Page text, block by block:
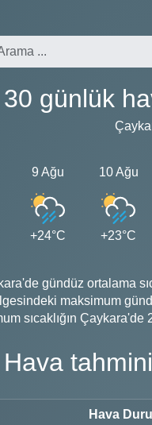
30 günlük
9 Ağu
+24°C
10 Ağu
+23°C
gündüz ortalama
maksimum
sıcaklığın Çaykara'de
Hava
Hava